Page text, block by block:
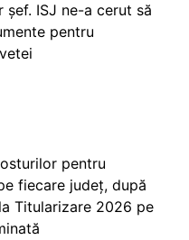
șef. ISJ ne-a cerut să
pentru
pentru
fiecare județ, după
Titularizare 2026 pe